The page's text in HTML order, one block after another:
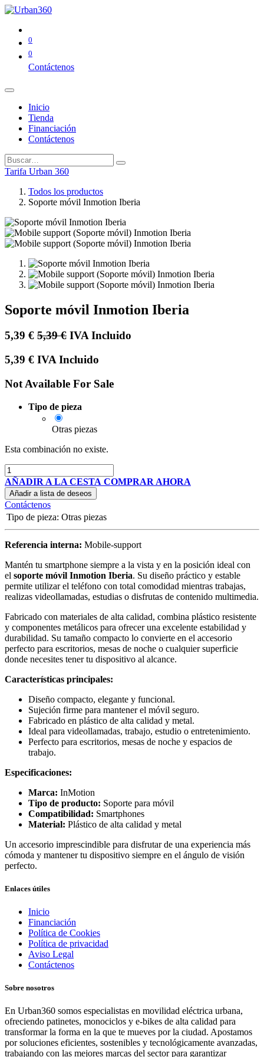
0
0
Contáctenos
Inicio
Tienda
Financiación
Contáctenos
Tarifa Urban 360
Todos los productos
Soporte móvil Inmotion Iberia
Soporte móvil Inmotion Iberia
5,39 € 5,39€ IVA Incluido
5,39 € IVA Incluido
Not Available For Sale
Tipo de pieza
Otras piezas
Esta combinación no existe.
AÑADIR A LA CESTA COMPRAR AHORA
Añadir a lista de deseos
Contáctenos
Tipo de pieza: Otras piezas
Referencia interna: Mobile-support
Mantén tu smartphone siempre a la vista y en la posición ideal con
el soporte móvil Inmotion Iberia. Su diseño práctico y estable
permite utilizar el teléfono con total comodidad mientras trabajas,
realizas videollamadas, estudias o disfrutas de contenido multimedia.
Fabricado con materiales de alta calidad, combina plástico resistente
y componentes metálicos para ofrecer una excelente estabilidad y
durabilidad. Su tamaño compacto lo convierte en el accesorio
perfecto para escritorios, mesas de noche o cualquier superficie
donde necesites tener tu dispositivo al alcance.
Características principales:
Diseño compacto, elegante y funcional.
Sujeción firme para mantener el móvil seguro.
Fabricado en plástico de alta calidad y metal.
Ideal para videollamadas, trabajo, estudio o entretenimiento.
Perfecto para escritorios, mesas de noche y espacios de
trabajo.
Especificaciones:
Marca: InMotion
Tipo de producto: Soporte para móvil
Compatibilidad: Smartphones
Material: Plástico de alta calidad y metal
Un accesorio imprescindible para disfrutar de una experiencia más
cómoda y mantener tu dispositivo siempre en el ángulo de visión
perfecto.
Enlaces útiles
Inicio
Financiación
Política de Cookies
Política de privacidad
Aviso Legal
Contáctenos
Sobre nosotros
En Urban360 somos especialistas en movilidad eléctrica urbana,
ofreciendo patinetes, monociclos y e-bikes de alta calidad para
transformar la forma en la que te mueves por la ciudad. Apostamos
por soluciones eficientes, sostenibles y tecnológicamente avanzadas,
trabajando con las mejores marcas del sector para garantizar